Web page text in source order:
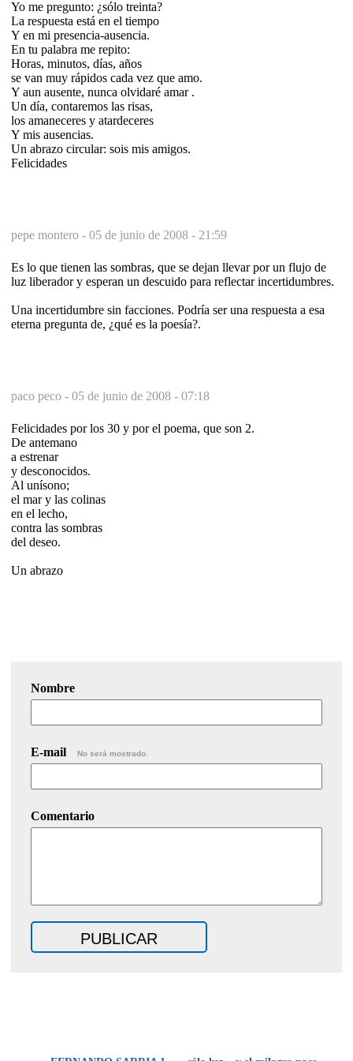
Yo me pregunto: ¿sólo treinta?
La respuesta está en el tiempo
Y en mi presencia-ausencia.
En tu palabra me repito:
Horas, minutos, días, años
se van muy rápidos cada vez que amo.
Y aun ausente, nunca olvidaré amar .
Un día, contaremos las risas,
los amaneceres y atardeceres
Y mis ausencias.
Un abrazo circular: sois mis amigos.
Felicidades
pepe montero - 05 de junio de 2008 - 21:59
Es lo que tienen las sombras, que se dejan llevar por un flujo de
luz liberador y esperan un descuido para reflectar incertidumbres.
Una incertidumbre sin facciones. Podría ser una respuesta a esa
eterna pregunta de, ¿qué es la poesía?.
paco peco - 05 de junio de 2008 - 07:18
Felicidades por los 30 y por el poema, que son 2.
De antemano
a estrenar
y desconocidos.
Al unísono;
el mar y las colinas
en el lecho,
contra las sombras
del deseo.
Un abrazo
Nombre
E-mail No será mostrado.
Comentario